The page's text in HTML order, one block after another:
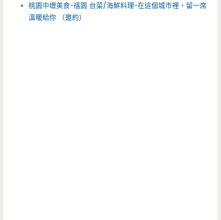
桃園中壢美食-禧園 台菜/海鮮料理-在這個城市裡，留一席
溫暖給你 （邀約）